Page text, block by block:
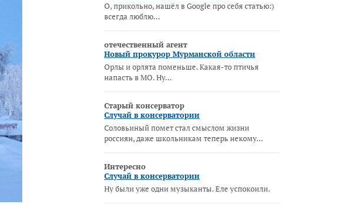
О, прикольно, нашёл в Google про себя статью:)
всегда люблю…
отечественный агент
Новый прокурор Мурманской области
Орлы и орлята поменьше. Какая-то птичья
напасть в МО. Ну…
Старый консерватор
Случай в консерватории
Соловьиный помет стал смыслом жизни
россиян, даже школьникам теперь некому…
Интересно
Случай в консерватории
Ну были уже одни музыканты. Еле успокоили.